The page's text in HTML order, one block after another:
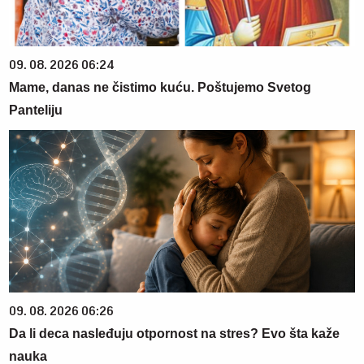
09. 08. 2026 06:24
Mame, danas ne čistimo kuću. Poštujemo Svetog
Panteliju
09. 08. 2026 06:26
Da li deca nasleđuju otpornost na stres? Evo šta kaže
nauka